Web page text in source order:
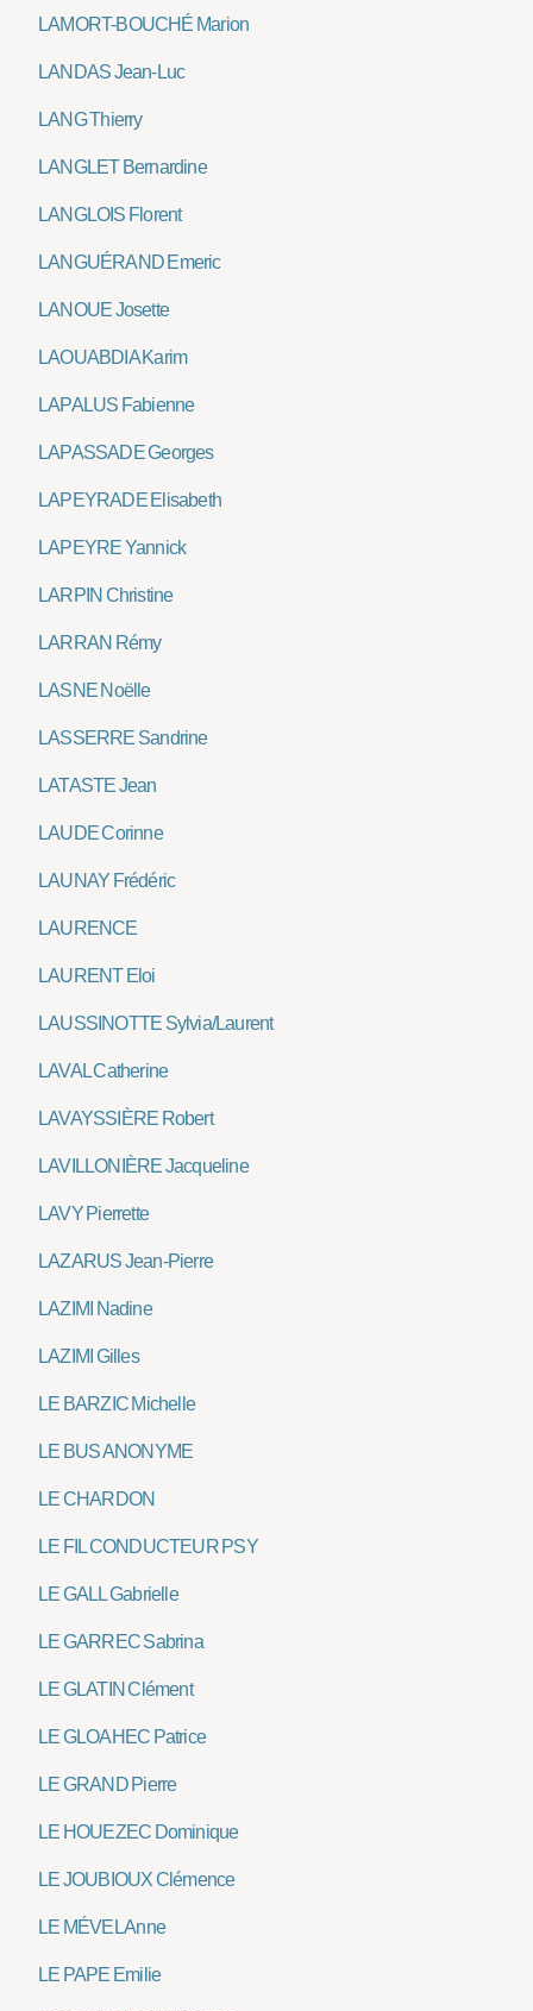
LAMORT-BOUCHÉ Marion
LANDAS Jean-Luc
LANG Thierry
LANGLET Bernardine
LANGLOIS Florent
LANGUÉRAND Emeric
LANOUE Josette
LAOUABDIA Karim
LAPALUS Fabienne
LAPASSADE Georges
LAPEYRADE Elisabeth
LAPEYRE Yannick
LARPIN Christine
LARRAN Rémy
LASNE Noëlle
LASSERRE Sandrine
LATASTE Jean
LAUDE Corinne
LAUNAY Frédéric
LAURENCE
LAURENT Eloi
LAUSSINOTTE Sylvia/Laurent
LAVAL Catherine
LAVAYSSIÈRE Robert
LAVILLONIÈRE Jacqueline
LAVY Pierrette
LAZARUS Jean-Pierre
LAZIMI Nadine
LAZIMI Gilles
LE BARZIC Michelle
LE BUS ANONYME
LE CHARDON
LE FIL CONDUCTEUR PSY
LE GALL Gabrielle
LE GARREC Sabrina
LE GLATIN Clément
LE GLOAHEC Patrice
LE GRAND Pierre
LE HOUEZEC Dominique
LE JOUBIOUX Clémence
LE MÉVEL Anne
LE PAPE Emilie